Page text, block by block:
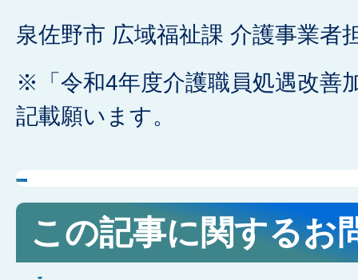
泉佐野市 広域福祉課 介護事業者
※「令和4年度介護職員処遇改善
記載願います。
この記事に関するお